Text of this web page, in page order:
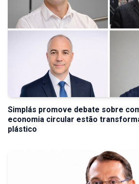
Simplás promove debate sobre
economia circular estão
plástico